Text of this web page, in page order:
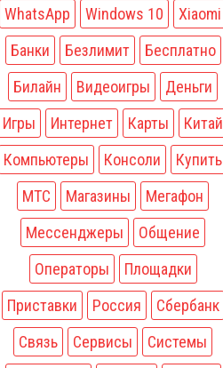
WhatsApp
Windows 10
Xiaomi
Банки
Безлимит
Бесплатно
Билайн
Видеоигры
Деньги
Игры
Интернет Карты
Китай
Компьютеры
Консоли
Купить
МТС
Магазины
Мегафон
Мессенджеры
Общение
Операторы
Площадки
Приставки
Россия
Сбербанк
Связь
Сервисы
Системы